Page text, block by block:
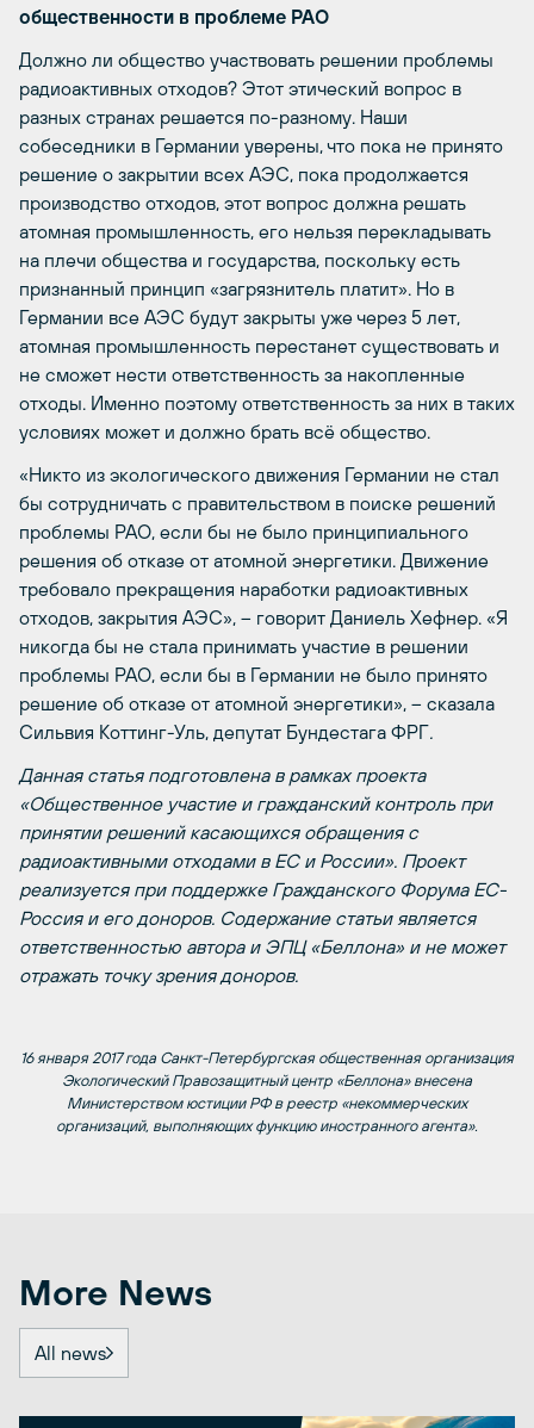
общественности в проблеме РАО
Должно ли общество участвовать решении проблемы
радиоактивных отходов? Этот этический вопрос в
разных странах решается по-разному. Наши
собеседники в Германии уверены, что пока не принято
решение о закрытии всех АЭС, пока продолжается
производство отходов, этот вопрос должна решать
атомная промышленность, его нельзя перекладывать
на плечи общества и государства, поскольку есть
признанный принцип «загрязнитель платит». Но в
Германии все АЭС будут закрыты уже через 5 лет,
атомная промышленность перестанет существовать и
не сможет нести ответственность за накопленные
отходы. Именно поэтому ответственность за них в таких
условиях может и должно брать всё общество.
«Никто из экологического движения Германии не стал
бы сотрудничать с правительством в поиске решений
проблемы РАО, если бы не было принципиального
решения об отказе от атомной энергетики. Движение
требовало прекращения наработки радиоактивных
отходов, закрытия АЭС», – говорит Даниель Хефнер. «Я
никогда бы не стала принимать участие в решении
проблемы РАО, если бы в Германии не было принято
решение об отказе от атомной энергетики», – сказала
Сильвия Коттинг-Уль, депутат Бундестага ФРГ.
Данная статья подготовлена в рамках проекта
«Общественное участие и гражданский контроль при
принятии решений касающихся обращения с
радиоактивными отходами в ЕС и России». Проект
реализуется при поддержке Гражданского Форума ЕС-
Россия и его доноров. Содержание статьи является
ответственностью автора и ЭПЦ «Беллона» и не может
отражать точку зрения доноров.
16 января 2017 года Санкт-Петербургская общественная организация
Экологический Правозащитный центр «Беллона» внесена
Министерством юстиции РФ в реестр «некоммерческих
организаций, выполняющих функцию иностранного агента».
More News
All news